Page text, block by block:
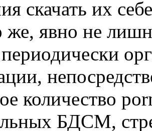
скачать их
же, явно не
количество
БДСМ,